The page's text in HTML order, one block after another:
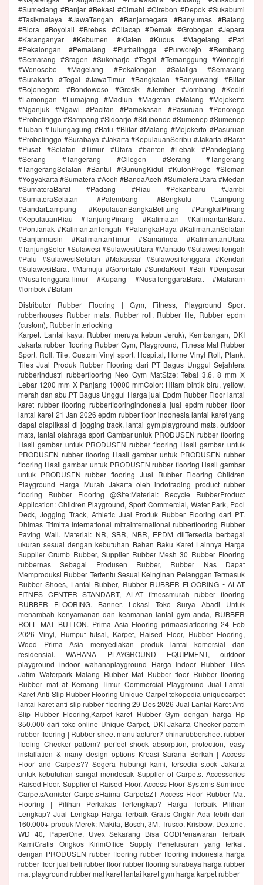
#Sumedang #Banjar #Bekasi #Cimahi #Cirebon #Depok #Sukabumi
#Tasikmalaya #JawaTengah #Banjarnegara #Banyumas #Batang
#Blora #Boyolali #Brebes #Cilacap #Demak #Grobogan #Jepara
#Karanganyar #Kebumen #Klaten #Kudus #Magelang #Pati
#Pekalongan #Pemalang #Purbalingga #Purworejo #Rembang
#Semarang #Sragen #Sukoharjo #Tegal #Temanggung #Wonogiri
#Wonosobo #Magelang #Pekalongan #Salatiga #Semarang
#Surakarta #Tegal #JawaTimur #Bangkalan #Banyuwangi #Blitar
#Bojonegoro #Bondowoso #Gresik #Jember #Jombang #Kediri
#Lamongan #Lumajang #Madiun #Magetan #Malang #Mojokerto
#Nganjuk #Ngawi #Pacitan #Pamekasan #Pasuruan #Ponorogo
#Probolinggo #Sampang #Sidoarjo #Situbondo #Sumenep #Sumenep
#Tuban #Tulungagung #Batu #Blitar #Malang #Mojokerto #Pasuruan
#Probolinggo #Surabaya #Jakarta #KepulauanSeribu #Jakarta #Barat
#Pusat #Selatan #Timur #Utara #banten #Lebak #Pandeglang
#Serang #Tangerang #Cilegon #Serang #Tangerang
#TangerangSelatan #Bantul #GunungKidul #KulonProgo #Sleman
#Yogyakarta #Sumatera #Aceh #BandaAceh #SumateraUtara #Medan
#SumateraBarat #Padang #Riau #Pekanbaru #Jambi
#SumateraSelatan #Palembang #Bengkulu #Lampung
#BandarLampung #KepulauanBangkaBelitung #PangkalPinang
#KepulauanRiau #TanjungPinang #Kalimatan #KalimantanBarat
#Pontianak #KalimantanTengah #PalangkaRaya #KalimantanSelatan
#Banjarmasin #KalimantanTimur #Samarinda #KalimantanUtara
#TanjungSelor #Sulawesi #SulawesiUtara #Manado #SulawesiTengah
#Palu #SulawesiSelatan #Makassar #SulawesiTenggara #Kendari
#SulawesiBarat #Mamuju #Gorontalo #SundaKecil #Bali #Denpasar
#NusaTenggaraTimur #Kupang #NusaTenggaraBarat #Mataram
#lombok #Batam
Distributor Rubber Flooring | Gym, Fitness, Playground Sport
rubberhouses Rubber mats, Rubber roll, Rubber tile, Rubber epdm
(custom), Rubber interlocking
Karpet. Lantai kayu. Rubber meruya kebun Jeruk), Kembangan, DKI
Jakarta rubber flooring Rubber Gym, Playground, Fitness Mat Rubber
Sport, Roll, Tile, Custom Vinyl sport, Hospital, Home Vinyl Roll, Plank,
Tiles Jual Produk Rubber Flooring dari PT Bagus Unggul Sejahtera
rubberindustri rubberflooring Neo Gym MatSize: Tebal 3,6, 8 mm X
Lebar 1200 mm X Panjang 10000 mmColor: Hitam bintik biru, yellow,
merah dan abu.PT Bagus Unggul Harga jual Epdm Rubber Floor lantai
karet rubber flooring rubberflooringindonesia jual epdm rubber floor
lantai karet 21 Jan 2026 epdm rubber floor indonesia lantai karet yang
dapat diaplikasi di jogging track, lantai gym,playground mats, outdoor
mats, lantai olahraga sport Gambar untuk PRODUSEN rubber flooring
Hasil gambar untuk PRODUSEN rubber flooring Hasil gambar untuk
PRODUSEN rubber flooring Hasil gambar untuk PRODUSEN rubber
flooring Hasil gambar untuk PRODUSEN rubber flooring Hasil gambar
untuk PRODUSEN rubber flooring Jual Rubber Flooring Children
Playground Harga Murah Jakarta oleh indotrading product rubber
flooring Rubber Flooring @Site:Material: Recycle RubberProduct
Application: Children Playground, Sport Commercial, Water Park, Pool
Deck, Jogging Track, Athletic Jual Produk Rubber Flooring dari PT.
Dhimas Trimitra International mitrainternational rubberflooring Rubber
Paving Wall. Material: NR, SBR, NBR, EPDM dllTersedia berbagai
ukuran sesuai dengan kebutuhan Bahan Baku Karet Lainnya Harga
Supplier Crumb Rubber, Supplier Rubber Mesh 30 Rubber Flooring
rubbernas Sebagai Produsen Rubber, Rubber Nas Dapat
Memproduksi Rubber Tertentu Sesuai Keinginan Pelanggan Termasuk
Rubber Shoes, Lantai Rubber, Rubber RUBBER FLOORING • ALAT
FITNES CENTER STANDART, ALAT fitnessmurah rubber flooring
RUBBER FLOORING. Banner. Lokasi Toko Surya Abadi Untuk
menambah kenyamanan dan keamanan lantai gym anda, RUBBER
ROLL MAT BUTTON. Prima Asia Flooring primaasiaflooring 24 Feb
2026 Vinyl, Rumput futsal, Karpet, Raised Floor, Rubber Flooring,
Wood Prima Asia menyediakan produk lantai komersial dan
residensial. WAHANA PLAYGROUND EQUIPMENT, outdoor
playground indoor wahanaplayground Harga Indoor Rubber Tiles
Jatim Waterpark Malang Rubber Mat Rubber floor Rubber flooring
Rubber mat at Kemang Timur Commercial Playground Jual Lantai
Karet Anti Slip Rubber Flooring Unique Carpet tokopedia uniquecarpet
lantai karet anti slip rubber flooring 29 Des 2026 Jual Lantai Karet Anti
Slip Rubber Flooring,Karpet karet Rubber Gym dengan harga Rp
350.000 dari toko online Unique Carpet, DKI Jakarta Checker pattem
rubber flooring | Rubber sheet manufacturer? chinarubbersheet rubber
flooing Checker pattem? perfect shock absorption, protection, easy
installation & many design options Kreasi Sarana Berkah | Access
Floor and Carpets?? Segera hubungi kami, tersedia stock Jakarta
untuk kebutuhan sangat mendesak Supplier of Carpets. Accessories
Raised Floor. Supplier of Raised Floor. Access Floor Systems Suminoe
CarpetsAxmister CarpetsHaima CarpetsZT Access Floor Rubber Mat
Flooring | Pilihan Perkakas Terlengkap? Harga Terbaik Pilihan
Lengkap? Jual Lengkap Harga Terbaik Gratis Ongkir Ada lebih dari
160.000+ produk Merek: Makita, Bosch, 3M, Trusco, Krisbow, Dextone,
WD 40, PaperOne, Uvex Sekarang Bisa CODPenawaran Terbaik
KamiGratis Ongkos KirimOffice Supply Penelusuran yang terkait
dengan PRODUSEN rubber flooring rubber flooring indonesia harga
rubber floor jual beli rubber floor rubber flooring surabaya harga rubber
mat playground rubber mat karet lantai karet gym harga karpet rubber